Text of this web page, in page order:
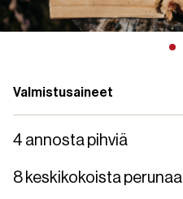
Valmistusaineet
4 annosta pihviä
8 keskikokoista perunaa